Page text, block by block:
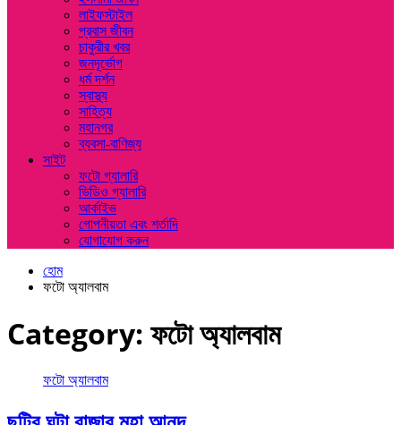
লাইফস্টাইল
প্রবাস জীবন
চাকুরীর খবর
জনদূর্ভোগ
ধর্ম দর্শন
স্বাস্থ্য
সাহিত্য
মহানগর
ব্যবসা-বাণিজ্য
সাইট
ফটো গ্যালারি
ভিডিও গ্যালারি
আর্কাইভ
গোপনীয়তা এবং শর্তাদি
যোগাযোগ করুন
হোম
ফটো অ্যালবাম
Category: ফটো অ্যালবাম
ফটো অ্যালবাম